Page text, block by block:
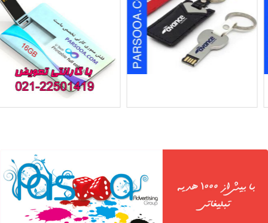
فلش مموری کارتی 16GB فلش طرح کلید همراه با کیف